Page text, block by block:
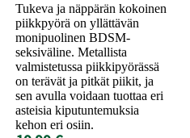
Tukeva ja näppärän kokoinen
piikkpyörä on yllättävän
monipuolinen BDSM-
seksiväline. Metallista
valmistetussa piikkipyörässä
on terävät ja pitkät piikit, ja
sen avulla voidaan tuottaa eri
asteisia kiputuntemuksia
kehon eri osiin.